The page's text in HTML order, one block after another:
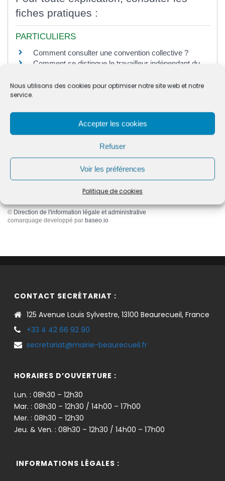
Nous utilisons des cookies pour optimiser notre site web et notre
service.
Accepter les cookies
Refuser
Voir les préférences
Politique de cookies
fiches pratiques :
PARTICULIERS
Comment consulter une convention collective ?
Comment se distingue le travailleur indépendant du
Convention collective
réglementation ?
Travail de nuit du salarié du secteur privé
Une association qui emploie un salarié doit-elle
appliquer une convention collective ?
© Direction de l'information légale et administrative
comarquage developpé par baseo.io
CONTACT SECRÉTARIAT :
125 Avenue Louis Sylvestre, 13100 Beaurecueil, France
+33 4 42 66 92 90
secretariat@mairie-beaurecueil.fr
HORAIRES D’OUVERTURE :
Lun. : 08h30 – 12h30
Mar. : 08h30 – 12h30 / 14h00 – 17h00
Mer. : 08h30 – 12h30
Jeu. & Ven. : 08h30 – 12h30 / 14h00 – 17h00
INFORMATIONS LÉGALES :